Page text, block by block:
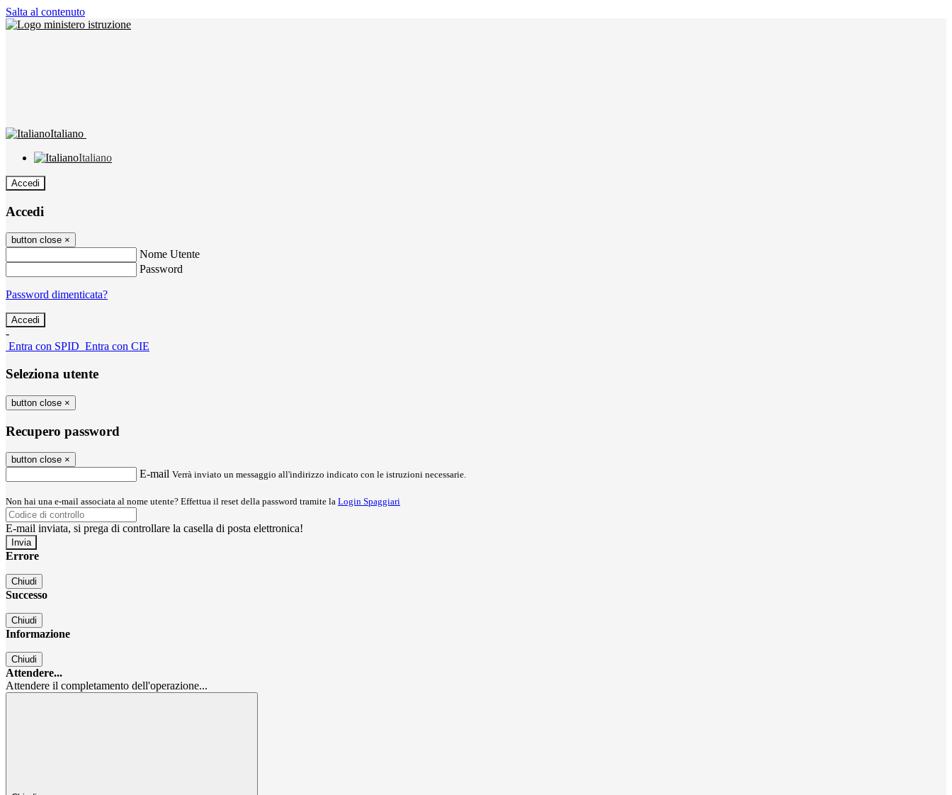
Salta al contenuto
Italiano
Italiano
Accedi
Accedi
button close ×
Nome Utente
Password
Password dimenticata?
-
Entra con SPID Entra con CIE
Seleziona utente
button close ×
Recupero password
button close ×
E-mail Verrà inviato un messaggio all'indirizzo indicato con le istruzioni necessarie.
Non hai una e-mail associata al nome utente? Effettua il reset della password tramite la Login Spaggiari
E-mail inviata, si prega di controllare la casella di posta elettronica!
Errore
Chiudi
Successo
Chiudi
Informazione
Chiudi
Attendere...
Attendere il completamento dell'operazione...